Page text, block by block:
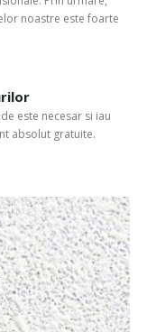
noastre este foarte
este necesar si iau
absolut gratuite.